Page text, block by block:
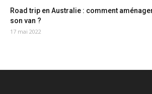
Road trip en Australie : comment
son van ?
17 mai 2022